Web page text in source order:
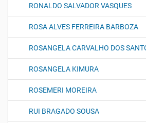
RONALDO SALVADOR VASQUES
ROSA ALVES FERREIRA BARBOZA
ROSANGELA CARVALHO DOS
ROSANGELA KIMURA
ROSEMERI MOREIRA
RUI BRAGADO SOUSA